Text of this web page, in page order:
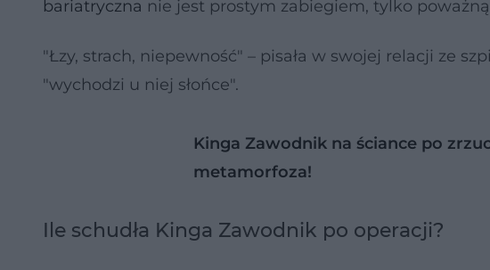
bariatryczna nie jest prostym zabiegiem, tylko
"Łzy, strach, niepewność" – pisała w swojej relacji ze
"wychodzi u niej słońce".
Kinga Zawodnik na ściance po
metamorfoza!
Ile schudła Kinga Zawodnik po operacji?